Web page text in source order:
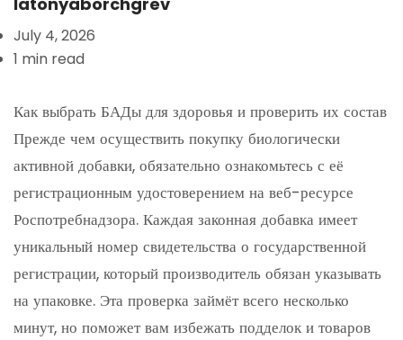
July 4, 2026
1 min read
Как выбрать БАДы для здоровья и проверить их состав
Прежде чем осуществить покупку биологически
активной добавки, обязательно ознакомьтесь с её
регистрационным удостоверением на веб-ресурсе
Роспотребнадзора. Каждая законная добавка имеет
уникальный номер свидетельства о государственной
регистрации, который производитель обязан указывать
на упаковке. Эта проверка займёт всего несколько
минут, но поможет вам избежать подделок и товаров